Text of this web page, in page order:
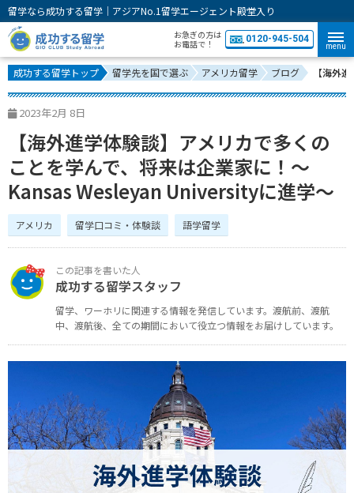
留学なら成功する留学｜アジアNo.1留学エージェント殿堂入り
お急ぎの方は
お電話で！
0120-945-504
menu
成功する留学トップ 留学先を国で選ぶ アメリカ留学 ブログ 【海外
2023年2月 8日
【海外進学体験談】アメリカで多くの
ことを学んで、将来は企業家に！～
Kansas Wesleyan Universityに進学～
アメリカ 留学口コミ・体験談 語学留学
成功する留学スタッフ
留学、ワーホリに関連する情報を発信しています。 渡航前、渡航
中、渡航後、全ての期間において役立つ情報をお届けしています。